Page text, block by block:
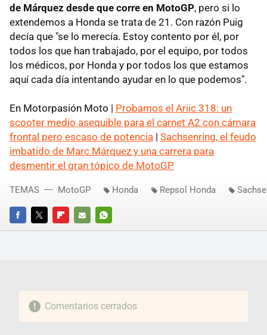
de Márquez desde que corre en MotoGP, pero si lo
extendemos a Honda se trata de 21. Con razón Puig
decía que "se lo merecía. Estoy contento por él, por
todos los que han trabajado, por el equipo, por todos
los médicos, por Honda y por todos los que estamos
aquí cada día intentando ayudar en lo que podemos".
En Motorpasión Moto | Probamos el Ariic 318: un
scooter medio asequible para el carnet A2 con cámara
frontal pero escaso de potencia | Sachsenring, el feudo
imbatido de Marc Márquez y una carrera para
desmentir el gran tópico de MotoGP
FACEBOOKTWITTERFLIPBOARD
E-
WHATSAPP
TEMAS MotoGP Honda Repsol Honda
Comentarios cerrados